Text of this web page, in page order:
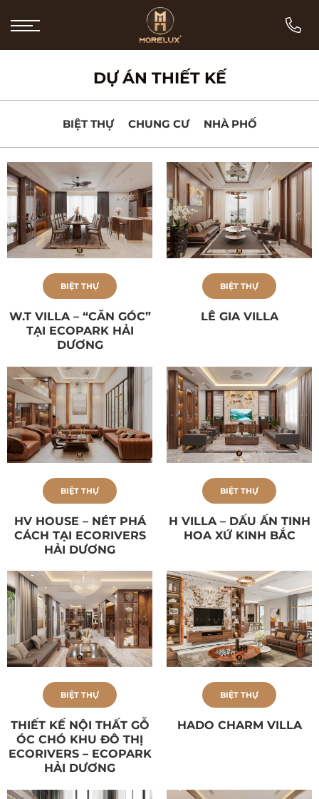
qua
dung
DỰ ÁN THIẾT KẾ
BIỆT THỰ CHUNG CƯ NHÀ PHỐ
BIỆT THỰ
W.T VILLA – “CĂN GÓC”
TẠI ECOPARK HẢI
DƯƠNG
BIỆT THỰ
LÊ GIA VILLA
BIỆT THỰ
HV HOUSE – NÉT PHÁ
CÁCH TẠI ECORIVERS
HẢI DƯƠNG
BIỆT THỰ
H VILLA – DẤU ẤN TINH
HOA XỨ KINH BẮC
BIỆT THỰ
THIẾT KẾ NỘI THẤT GỖ
ÓC CHÓ KHU ĐÔ THỊ
ECORIVERS – ECOPARK
HẢI DƯƠNG
BIỆT THỰ
HADO CHARM VILLA